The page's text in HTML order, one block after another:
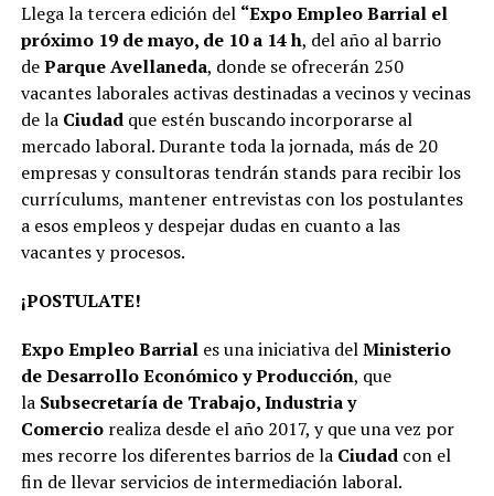
Llega la tercera edición del “Expo Empleo Barrial el
próximo 19 de mayo, de 10 a 14 h, del año al barrio
deParque Avellaneda, donde se ofrecerán 250
vacantes laborales activas destinadas a vecinos y vecinas
de la Ciudadque estén buscando incorporarse al
mercado laboral. Durante toda la jornada, más de 20
empresas y consultoras tendrán stands para recibir los
currículums, mantener entrevistas con los postulantes
a esos empleos y despejar dudas en cuanto a las
vacantes y procesos.
¡POSTULATE!
Expo Empleo Barriales una iniciativa delMinisterio
de Desarrollo Económico y Producción, que
la Subsecretaría de Trabajo, Industria y
Comerciorealiza desde el año 2017, y que una vez por
mes recorre los diferentes barrios de la Ciudadcon el
fin de llevar servicios de intermediación laboral.